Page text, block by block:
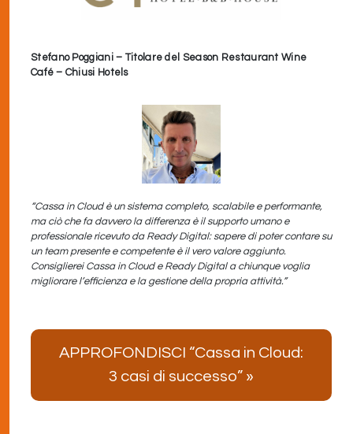
Stefano Poggiani – Titolare del Season Restaurant Wine
Café – Chiusi Hotels
“Cassa in Cloud è un sistema completo, scalabile e performante,
ma ciò che fa davvero la differenza è il supporto umano e
professionale ricevuto da Ready Digital: sapere di poter contare su
un team presente e competente è il vero valore aggiunto.
Consiglierei Cassa in Cloud e Ready Digital a chiunque voglia
migliorare l’efficienza e la gestione della propria attività.”
APPROFONDISCI “Cassa in Cloud:
3 casi di successo” »